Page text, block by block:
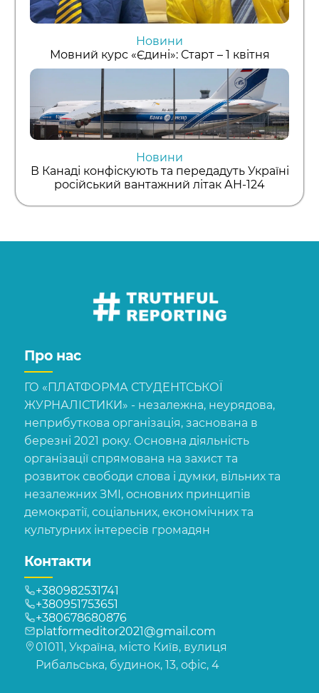
Новини
Мовний курс «Єдині»: Старт – 1 квітня
Новини
В Канаді конфіскують та передадуть Україні
російський вантажний літак АН-124
Про нас
ГО «ПЛАТФОРМА СТУДЕНТСЬКОЇ
ЖУРНАЛІСТИКИ» - незалежна, неурядова,
неприбуткова організація, заснована в
березні 2021 року. Основна діяльність
організації спрямована на захист та
розвиток свободи слова і думки, вільних та
незалежних ЗМІ, основних принципів
демократії, соціальних, економічних та
культурних інтересів громадян
Контакти
+380982531741
+380951753651
+380678680876
platformeditor2021@gmail.com
01011, Україна, місто Київ, вулиця
Рибальська, будинок, 13, офіс, 4